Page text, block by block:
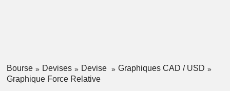
Bourse Devises Devise
Graphiques CAD / USD
Graphique Force Relative